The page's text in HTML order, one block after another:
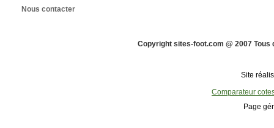
Nous contacter
Copyright sites-foot.com @ 2007
Site
Comparateur
Page